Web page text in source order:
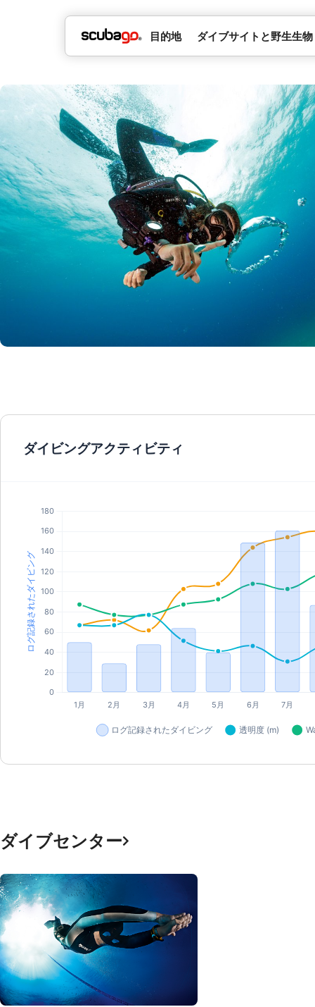
目的地 ダイブサイトと野生生物
ダイビングアクティビティ
ダイブセンター